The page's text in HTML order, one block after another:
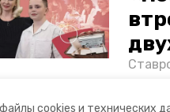
cookies и технических
Прогресс по улице